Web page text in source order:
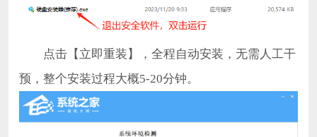
点击【立即重装】，全程自动安装，无需人工干
预，整个安装过程大概5-20分钟。